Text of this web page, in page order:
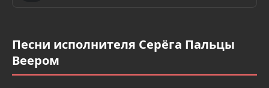
Песни исполнителя Серёга Пальцы
Веером